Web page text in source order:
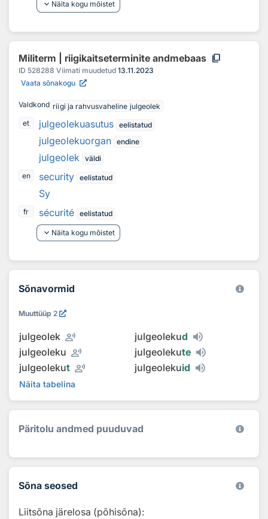
keyboard_arrow_down Näita kogu mõistet
Militerm | riigikaitseterminite andmebaas content_copy
ID 528288 Viimati muudetud 13.11.2023
Vaata sõnakogu
Valdkond riigi ja rahvusvaheline julgeolek
et
julgeolekuasutus eelistatud
julgeolekuorgan endine
julgeolek väldi
en
security eelistatud
Sy
fr sécurité eelistatud
keyboard_arrow_down Näita kogu mõistet
Sõnavormid
Muuttüüp 2
julgeolek record_voice_over julgeolekud
julgeoleku record_voice_over julgeolekute
julgeolekut record_voice_over julgeolekuid
Näita tabelina
Päritolu andmed puuduvad
Sõna seosed
Liitsõna järelosa (põhisõna):